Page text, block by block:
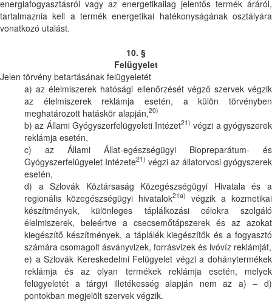
energiafogyasztásról vagy az energetikailag jelentős termék áráról,
tartalmaznia kell a termék energetikai hatékonyságának osztályára
vonatkozó utalást.
10. §
Felügyelet
Jelen törvény betartásának felügyeletét
a) az élelmiszerek hatósági ellenőrzését végző szervek végzik
az élelmiszerek reklámja esetén, a külön törvényben
meghatározott hatáskör alapján,20)
b) az Állami Gyógyszerfelügyeleti Intézet21) végzi a gyógyszerek
reklámja esetén,
c) az Állami Állat-egészségügyi Biopreparátum- és
Gyógyszerfelügyelet Intézete21) végzi az állatorvosi gyógyszerek
esetén,
d) a Szlovák Köztársaság Közegészségügyi Hivatala és a
regionális közegészségügyi hivatalok21a)
végzik a kozmetikai
készítmények, különleges táplálkozási célokra szolgáló
élelmiszerek, beleértve a csecsemőtápszerek és az azokat
kiegészítő készítmények, a táplálék kiegészítők és a fogyasztó
számára csomagolt ásványvizek, forrásvizek és ivóvíz reklámját,
e) a Szlovák Kereskedelmi Felügyelet végzi a dohánytermékek
reklámja és az olyan termékek reklámja esetén, melyek
felügyeletét a tárgyi illetékesség alapján nem az a) – d)
pontokban megjelölt szervek végzik.